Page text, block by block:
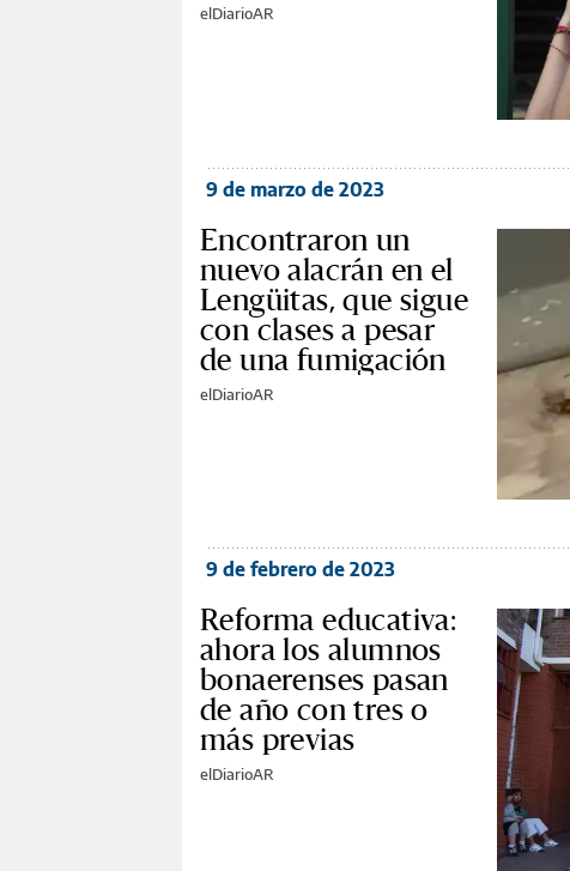
elDiarioAR
9 de marzo de 2023
Encontraron un
nuevo alacrán en el
Lengüitas, que sigue
con clases a pesar
de una fumigación
elDiarioAR
9 de febrero de 2023
Reforma educativa:
ahora los alumnos
bonaerenses pasan
de año con tres o
más previas
elDiarioAR